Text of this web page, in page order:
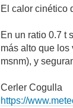
El calor cinético
En un ratio 0.7 t
más alto que
msnm), y
Cerler Cogulla
https://